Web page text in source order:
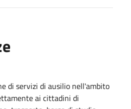
di servizi di ausilio nell'ambito
ai cittadini di